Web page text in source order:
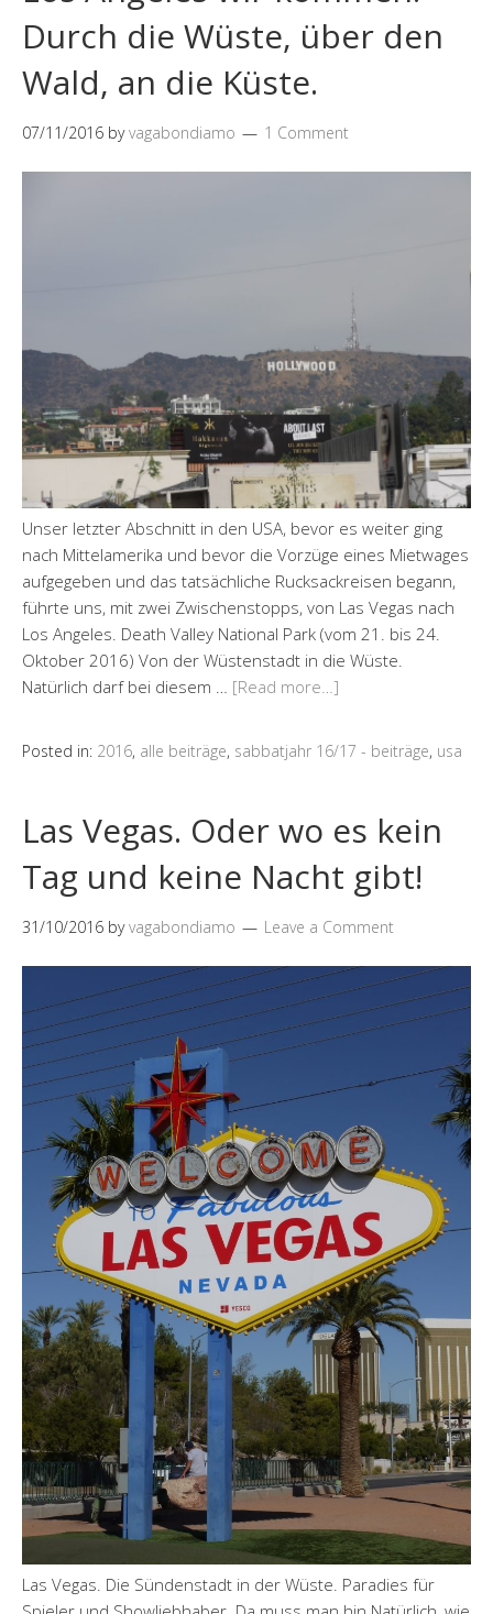
Durch die Wüste, über den
Wald, an die Küste.
07/11/2016 byvagabondiamo 1 Comment
Unser letzter Abschnitt in den USA, bevor es weiter ging
nach Mittelamerika und bevor die Vorzüge eines Mietwages
aufgegeben und das tatsächliche Rucksackreisen begann,
führte uns, mit zwei Zwischenstopps, von Las Vegas nach
Los Angeles. Death Valley National Park (vom 21. bis 24.
Oktober 2016) Von der Wüstenstadt in die Wüste.
Natürlich darf bei diesem … [Read more…]
Posted in: 2016, alle beiträge, sabbatjahr 16/17 - beiträge, usa
Las Vegas. Oder wo es kein
Tag und keine Nacht gibt!
31/10/2016 byvagabondiamo Leave a Comment
Las Vegas. Die Sündenstadt in der Wüste. Paradies für